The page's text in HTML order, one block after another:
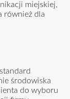
miejskiej,
również dla
środowiska
do wyboru